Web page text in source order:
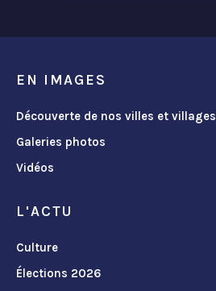
EN IMAGES
Découverte de nos villes et villages
Galeries photos
Vidéos
L'ACTU
Culture
Élections 2026